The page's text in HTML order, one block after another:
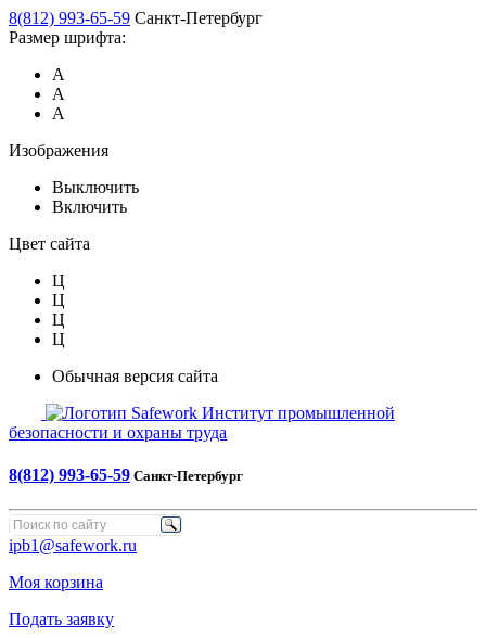
8(812) 993-65-59 Санкт-Петербург
Размер шрифта:
А
А
А
Изображения
Выключить
Включить
Цвет сайта
Ц
Ц
Ц
Ц
Обычная версия сайта
Safework Институт промышленной
безопасности и охраны труда
8(812) 993-65-59 Санкт-Петербург
ipb1@safework.ru
Моя корзина
Подать заявку